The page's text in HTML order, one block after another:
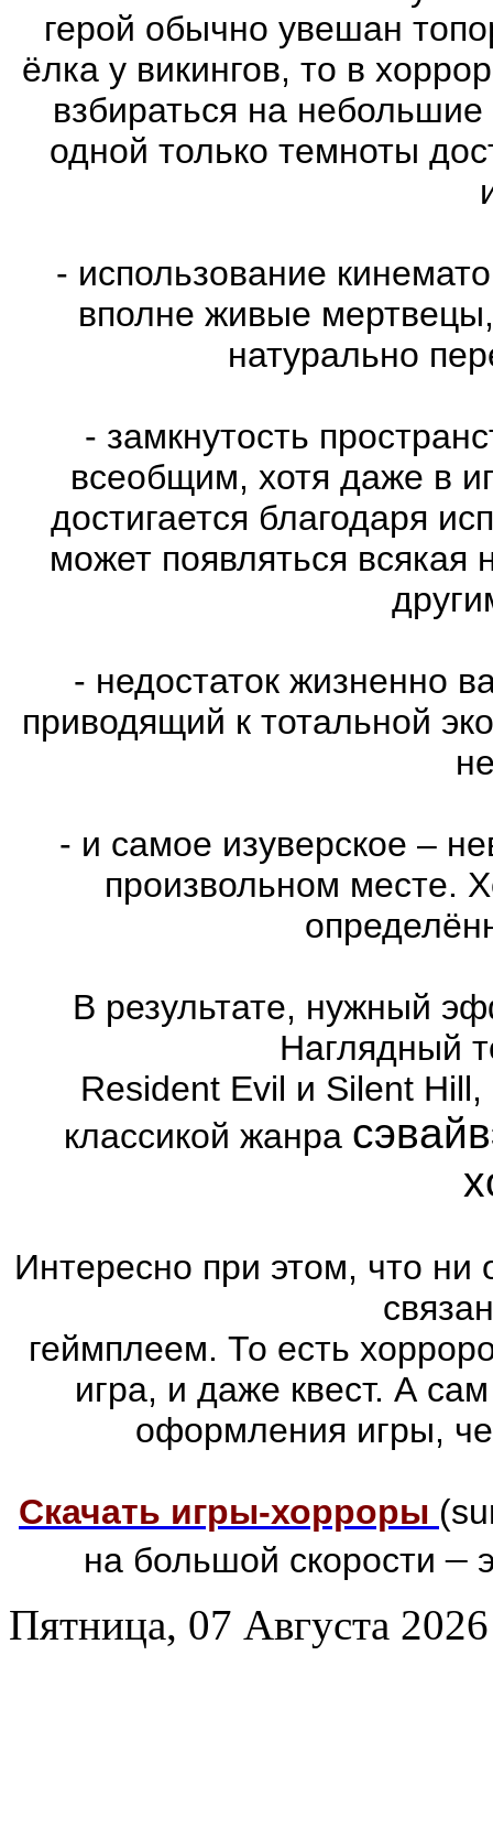
герой обычно увешан
ёлка у викингов, то в
взбираться на
одной только темноты
- использование
вполне живые
натурально
- замкнутость
всеобщим, хотя даже в
достигается благодаря
может появляться всякая
- недостаток жизненно
приводящий к тотальной
- и самое изуверское –
произвольном месте.
В результате, нужный
Наглядный
Resident Evil и Silent
классикой жанра
Интересно при этом, что ни
геймплеем. То есть
игра, и даже квест. А
оформления игры,
Скачать игры-хорроры
на большой скорости–
Пятница, 07 Августа 2026